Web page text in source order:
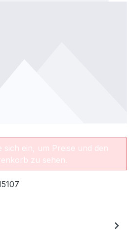
sich ein, um Preise und den
zu sehen.